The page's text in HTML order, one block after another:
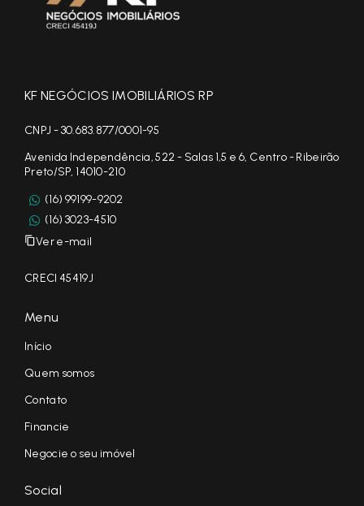
KF NEGÓCIOS IMOBILIÁRIOS RP
CNPJ - 30.683.877/0001-95
Avenida Independência, 522 - Salas 1,5 e 6, Centro - Ribeirão
Preto/SP, 14010-210
(16) 99199-9202
(16) 3023-4510
Ver e-mail
CRECI 45419J
Menu
Início
Quem somos
Contato
Financie
Negocie o seu imóvel
Social